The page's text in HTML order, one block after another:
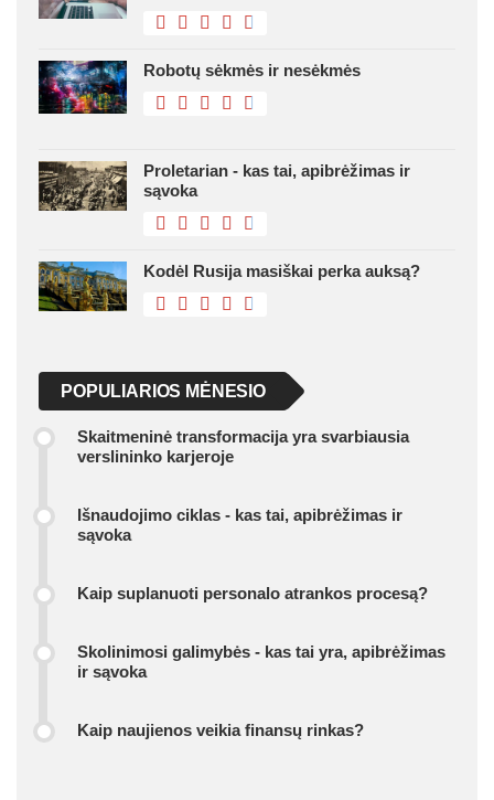
Robotų sėkmės ir nesėkmės
Proletarian - kas tai, apibrėžimas ir
sąvoka
Kodėl Rusija masiškai perka auksą?
POPULIARIOS MĖNESIO
Skaitmeninė transformacija yra svarbiausia
verslininko karjeroje
Išnaudojimo ciklas - kas tai, apibrėžimas ir
sąvoka
Kaip suplanuoti personalo atrankos procesą?
Skolinimosi galimybės - kas tai yra, apibrėžimas
ir sąvoka
Kaip naujienos veikia finansų rinkas?